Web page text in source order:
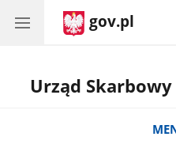
gov.pl
Urząd